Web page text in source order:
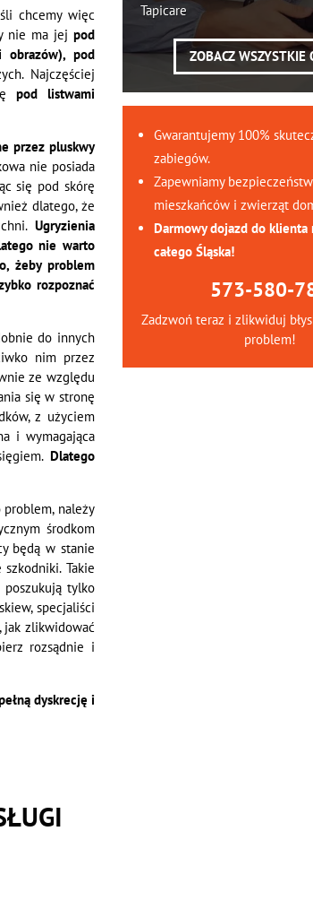
chcemy więc
nie ma jej pod
obrazów), pod
Najczęściej
pod listwami
przez pluskwy
nie posiada
się pod skórę
dlatego, że
Ugryzienia
nie warto
żeby problem
rozpoznać
do innych
nim przez
ze względu
się w stronę
z użyciem
i wymagająca
Dlatego
należy
środkom
będą w stanie
Takie
tylko
specjaliści
jak zlikwidować
rozsądnie i
dyskrecję i
Tapicare
ZOBACZ WSZYSTKIE
Gwarantujemy 100%
zabiegów.
Zapewniamy
mieszkańców i zwierząt
Darmowy dojazd do klienta
całego Śląska!
573-580-
Zadzwoń teraz i zlikwiduj
problem!